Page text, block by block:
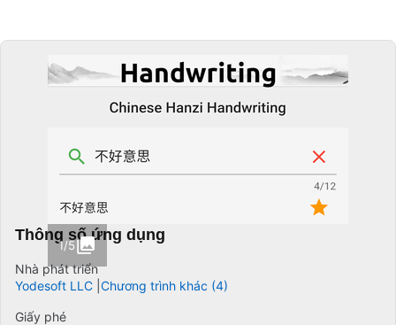
1/5
Thông số ứng dụng
Nhà phát triển
Yodesoft LLC Chương trình khác (4)
Giấy phé